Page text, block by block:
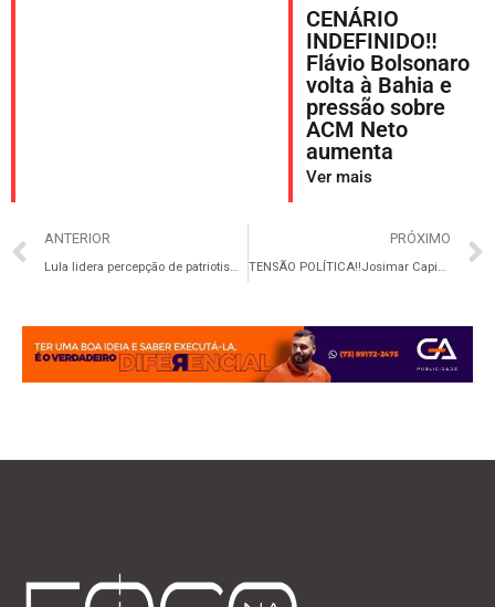
CENÁRIO
INDEFINIDO‼️
Flávio Bolsonaro
volta à Bahia e
pressão sobre
ACM Neto
aumenta
Ver mais
ANTERIOR
Lula lidera percepção de patriotismo em meio a debate sobre tarifas dos EUA, diz Quaest
PRÓXIMO
TENSÃO POLÍTICA‼️Josimar Capixaba reage a acusações e aponta tentativa de desgaste político na cidade